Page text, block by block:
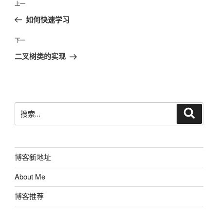
导
航
上
一
文
章
上一
如何快速学习
下
一
下一
二叉树类的实现
搜
索：
博客新地址
About Me
博客推荐